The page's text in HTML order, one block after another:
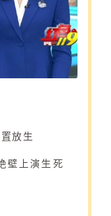
放生
壁上演生死